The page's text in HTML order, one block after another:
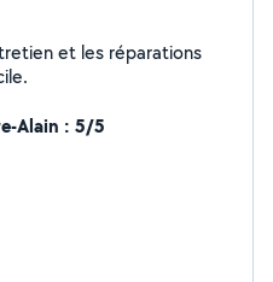
et les réparations
Alain : 5/5